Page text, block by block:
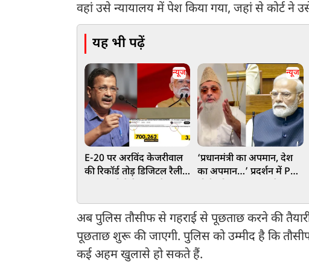
वहां उसे न्यायालय में पेश किया गया, जहां से कोर्ट ने
यह भी पढ़ें
न्यूज
E-20 पर अरविंद केजरीवाल
की रिकॉर्ड तोड़ डिजिटल रैली,
आवास तक मार्च का ऐलान
न्यूज
‘प्रधानमंत्री का अपमान, देश
का अपमान…’ प्रदर्शन में PM
नसीहत
अब पुलिस तौसीफ से गहराई से पूछताछ करने की
पूछताछ शुरू की जाएगी. पुलिस को उम्मीद है कि
कई अहम खुलासे हो सकते हैं.